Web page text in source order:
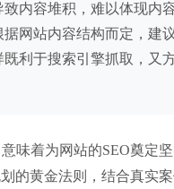
内容堆积，难以体现内
网站内容结构而定，建
利于搜索引擎抓取，又
味着为网站的SEO奠定
的黄金法则，结合真实案